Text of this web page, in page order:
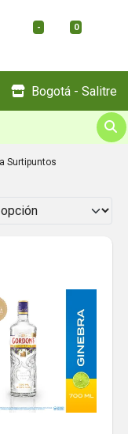
- 0
Bogotá - Salitre
Surtipuntos